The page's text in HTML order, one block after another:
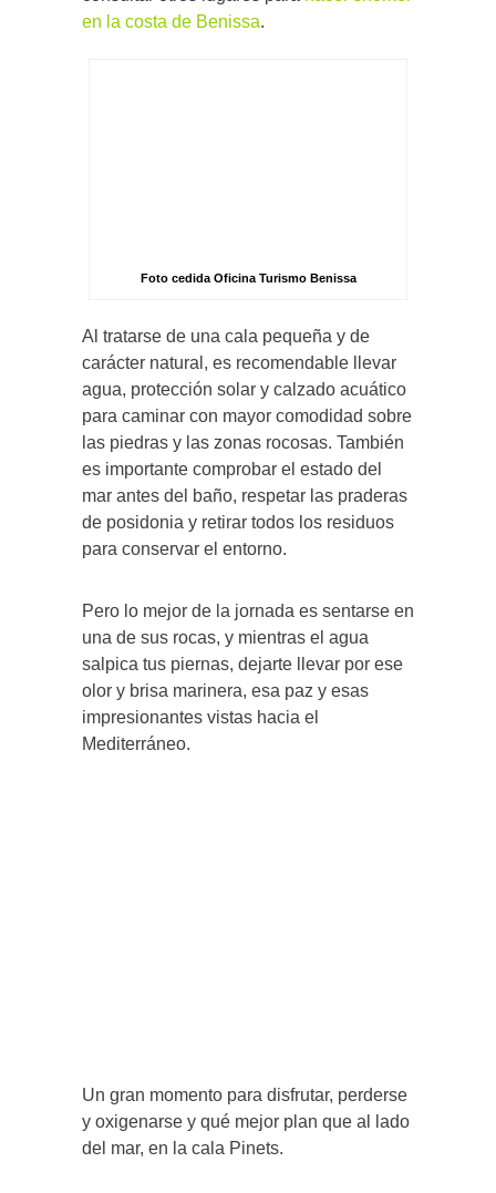
en la costa de Benissa.
Foto cedida Oficina Turismo Benissa
Al tratarse de una cala pequeña y de
carácter natural, es recomendable llevar
agua, protección solar y calzado acuático
para caminar con mayor comodidad sobre
las piedras y las zonas rocosas. También
es importante comprobar el estado del
mar antes del baño, respetar las praderas
de posidonia y retirar todos los residuos
para conservar el entorno.
Pero lo mejor de la jornada es sentarse en
una de sus rocas, y mientras el agua
salpica tus piernas, dejarte llevar por ese
olor y brisa marinera, esa paz y esas
impresionantes vistas hacia el
Mediterráneo.
Un gran momento para disfrutar, perderse
y oxigenarse y qué mejor plan que al lado
del mar, en la cala Pinets.